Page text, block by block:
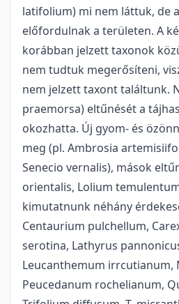
latifolium) mi nem láttuk, de
előfordulnak a területen. A
korábban jelzett taxonok
nem tudtuk megerősíteni,
nem jelzett taxont találtunk.
praemorsa) eltűnését a
okozhatta. Új gyom- és
meg (pl. Ambrosia
Senecio vernalis), mások
orientalis, Lolium
kimutatnunk néhány
Centaurium pulchellum,
serotina, Lathyrus
Leucanthemum irrcutianum,
Peucedanum rochelianum,